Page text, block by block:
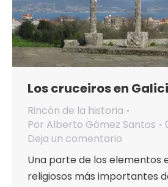
Los cruceiros en
Rincón de la historia
Por Alberto Gómez Santos
Deja un comentario
Una parte de los elementos
religiosos más importantes